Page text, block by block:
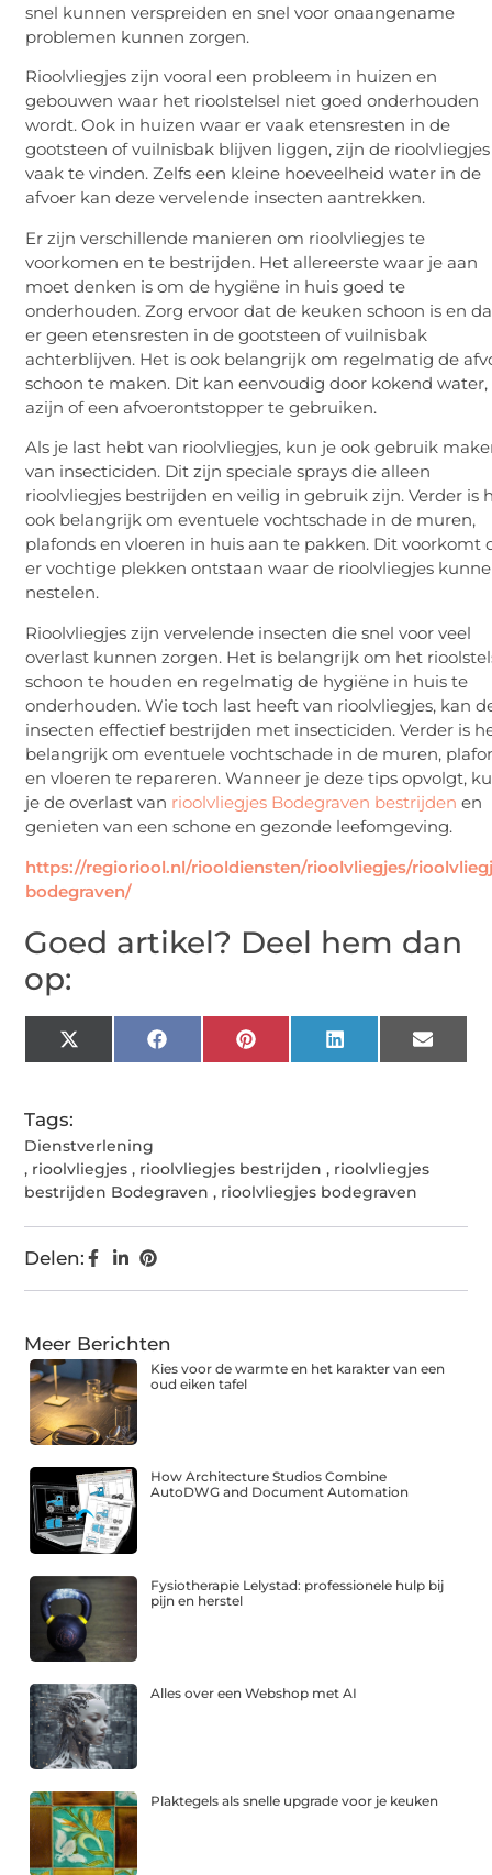
snel kunnen verspreiden en snel voor onaangename
problemen kunnen zorgen.
Rioolvliegjes zijn vooral een probleem in huizen en
gebouwen waar het rioolstelsel niet goed onderhouden
wordt. Ook in huizen waar er vaak etensresten in de
gootsteen of vuilnisbak blijven liggen, zijn de rioolvliegjes
vaak te vinden. Zelfs een kleine hoeveelheid water in de
afvoer kan deze vervelende insecten aantrekken.
Er zijn verschillende manieren om rioolvliegjes te
voorkomen en te bestrijden. Het allereerste waar je aan
moet denken is om de hygiëne in huis goed te
onderhouden. Zorg ervoor dat de keuken schoon is en
er geen etensresten in de gootsteen of vuilnisbak
achterblijven. Het is ook belangrijk om regelmatig de
schoon te maken. Dit kan eenvoudig door kokend water,
azijn of een afvoerontstopper te gebruiken.
Als je last hebt van rioolvliegjes, kun je ook gebruik
van insecticiden. Dit zijn speciale sprays die alleen
rioolvliegjes bestrijden en veilig in gebruik zijn. Verder is
ook belangrijk om eventuele vochtschade in de muren,
plafonds en vloeren in huis aan te pakken. Dit voorkomt
er vochtige plekken ontstaan waar de rioolvliegjes
nestelen.
Rioolvliegjes zijn vervelende insecten die snel voor veel
overlast kunnen zorgen. Het is belangrijk om het
schoon te houden en regelmatig de hygiëne in huis te
onderhouden. Wie toch last heeft van rioolvliegjes, kan
insecten effectief bestrijden met insecticiden. Verder is
belangrijk om eventuele vochtschade in de muren,
en vloeren te repareren. Wanneer je deze tips opvolgt,
je de overlast van rioolvliegjes Bodegraven bestrijden en
genieten van een schone en gezonde leefomgeving.
https://regioriool.nl/riooldiensten/rioolvliegjes/
bodegraven/
Goed artikel? Deel hem dan
op:
X
(Twitter)
FacebookPinterestLinkedIn Email
Tags:
Dienstverlening
, rioolvliegjes , rioolvliegjes bestrijden , rioolvliegjes
bestrijden Bodegraven , rioolvliegjes bodegraven
Delen:
Meer Berichten
Kies voor de warmte en het karakter van een
oud eiken tafel
How Architecture Studios Combine
AutoDWG and Document Automation
Fysiotherapie Lelystad: professionele hulp bij
pijn en herstel
Alles over een Webshop met AI
Plaktegels als snelle upgrade voor je keuken